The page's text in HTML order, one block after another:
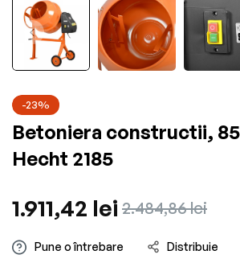
-23%
Betoniera constructii,
Hecht 2185
Preț
obișnuit
1.911,42 lei Preț
2.484,86 lei
Pune o întrebare Distribuie